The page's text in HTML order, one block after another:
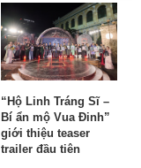
“Hộ Linh Tráng Sĩ –
Bí ẩn mộ Vua Đinh”
giới thiệu teaser
trailer đầu tiên